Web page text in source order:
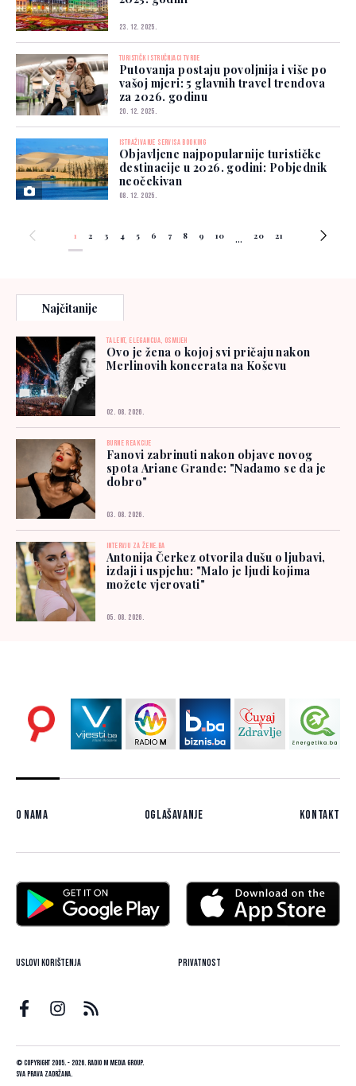
23. 12. 2025.
TURISTIČKI STRUČNJACI TVRDE
Putovanja postaju povoljnija i više po
vašoj mjeri: 5 glavnih travel trendova
za 2026. godinu
20. 12. 2025.
ISTRAŽIVANJE SERVISA BOOKING
Objavljene najpopularnije turističke
destinacije u 2026. godini: Pobjednik
neočekivan
08. 12. 2025.
1 2 3 4 5 6 7 8 9 10 ... 20 21
Najčitanije
TALENT, ELEGANCIJA, OSMIJEH
Ovo je žena o kojoj svi pričaju nakon
Merlinovih koncerata na Koševu
02. 08. 2026.
BURNE REAKCIJE
Fanovi zabrinuti nakon objave novog
spota Ariane Grande: "Nadamo se da je
dobro"
03. 08. 2026.
INTERVJU ZA ŽENE.BA
Antonija Čerkez otvorila dušu o ljubavi,
izdaji i uspjehu: "Malo je ljudi kojima
možete vjerovati"
05. 08. 2026.
O nama Oglašavanje Kontakt
Uslovi korištenja Privatnost
© Copyright 2005. - 2026. Radio M Media Group.
Sva prava zadržana.